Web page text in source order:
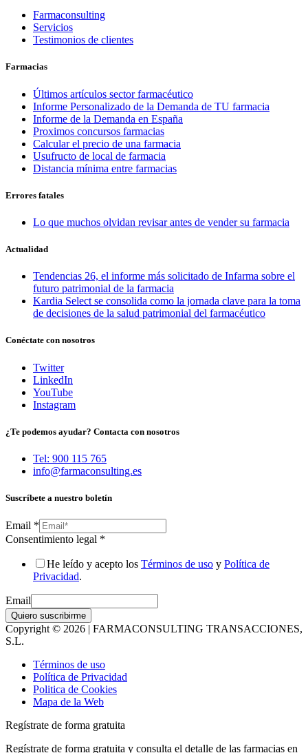
Farmaconsulting
Servicios
Testimonios de clientes
Farmacias
Últimos artículos sector farmacéutico
Informe Personalizado de la Demanda de TU farmacia
Informe de la Demanda en España
Proximos concursos farmacias
Calcular el precio de una farmacia
Usufructo de local de farmacia
Distancia mínima entre farmacias
Errores fatales
Lo que muchos olvidan revisar antes de vender su farmacia
Actualidad
Tendencias 26, el informe más solicitado de Infarma sobre el
futuro patrimonial de la farmacia
Kardia Select se consolida como la jornada clave para la toma
de decisiones de la salud patrimonial del farmacéutico
Conéctate con nosotros
Twitter
LinkedIn
YouTube
Instagram
¿Te podemos ayudar? Contacta con nosotros
Tel: 900 115 765
info@farmaconsulting.es
Suscríbete a nuestro boletín
Email *
Consentimiento legal *
He leído y acepto los Términos de uso y Política de
Privacidad.
Email
Quiero suscribirme
Copyright © 2026 | FARMACONSULTING TRANSACCIONES,
S.L.
Términos de uso
Política de Privacidad
Politica de Cookies
Mapa de la Web
Regístrate de forma gratuita
Regístrate de forma gratuita y consulta el detalle de las farmacias en